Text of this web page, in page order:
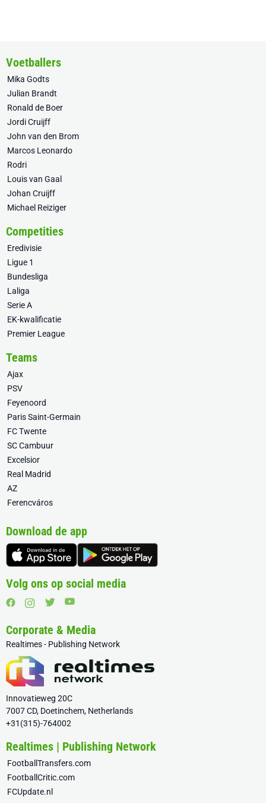
Voetballers
Mika Godts
Julian Brandt
Ronald de Boer
Jordi Cruijff
John van den Brom
Marcos Leonardo
Rodri
Louis van Gaal
Johan Cruijff
Michael Reiziger
Competities
Eredivisie
Ligue 1
Bundesliga
Laliga
Serie A
EK-kwalificatie
Premier League
Teams
Ajax
PSV
Feyenoord
Paris Saint-Germain
FC Twente
SC Cambuur
Excelsior
Real Madrid
AZ
Ferencváros
Download de app
Volg ons op social media
Corporate & Media
Realtimes - Publishing Network
Innovatieweg 20C
7007 CD, Doetinchem, Netherlands
+31(315)-764002
Realtimes | Publishing Network
FootballTransfers.com
FootballCritic.com
FCUpdate.nl